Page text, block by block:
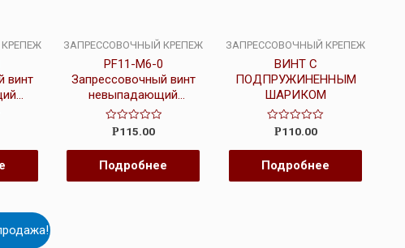
винт
ЗАПРЕССОВОЧНЫЙ КРЕПЕЖ
PF11-M6-0
Запрессовочный винт
невыпадающий
подпружиненный
Оценка
из
5
Р115.00
Подробнее
ЗАПРЕССОВОЧНЫЙ КРЕПЕЖ
ВИНТ С
ПОДПРУЖИНЕННЫМ
ШАРИКОМ
Оценка
из
5
Р110.00
Подробнее